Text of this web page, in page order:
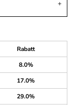
Rabatt
8.0%
17.0%
29.0%